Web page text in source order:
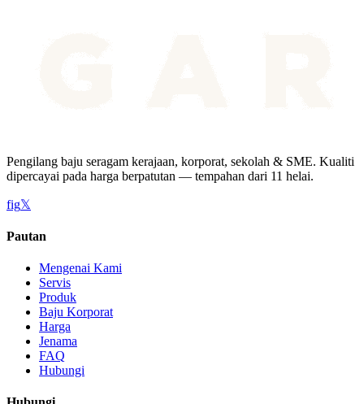
Pengilang baju seragam kerajaan, korporat, sekolah & SME. Kualiti
dipercayai pada harga berpatutan — tempahan dari 11 helai.
fig𝕏
Pautan
Mengenai Kami
Servis
Produk
Baju Korporat
Harga
Jenama
FAQ
Hubungi